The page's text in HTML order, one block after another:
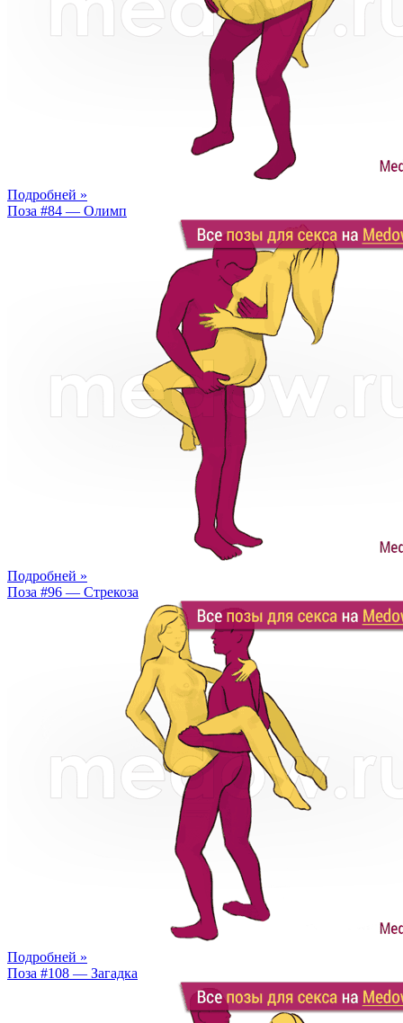
Подробней »
Поза #84 — Олимп
Подробней »
Поза #96 — Стрекоза
Подробней »
Поза #108 — Загадка